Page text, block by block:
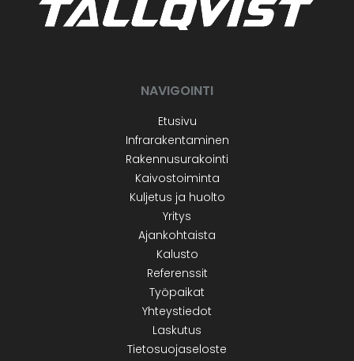
NAVIGOINTI
Etusivu
Infrarakentaminen
Rakennusurakointi
Kaivostoiminta
Kuljetus ja huolto
Yritys
Ajankohtaista
Kalusto
Referenssit
Työpaikat
Yhteystiedot
Laskutus
Tietosuojaseloste